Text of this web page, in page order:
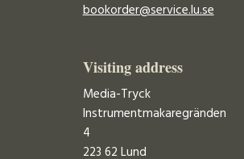
bookorder@service.lu.se
Visiting address
Media-Tryck
Instrumentmakaregränden
4
223 62 Lund